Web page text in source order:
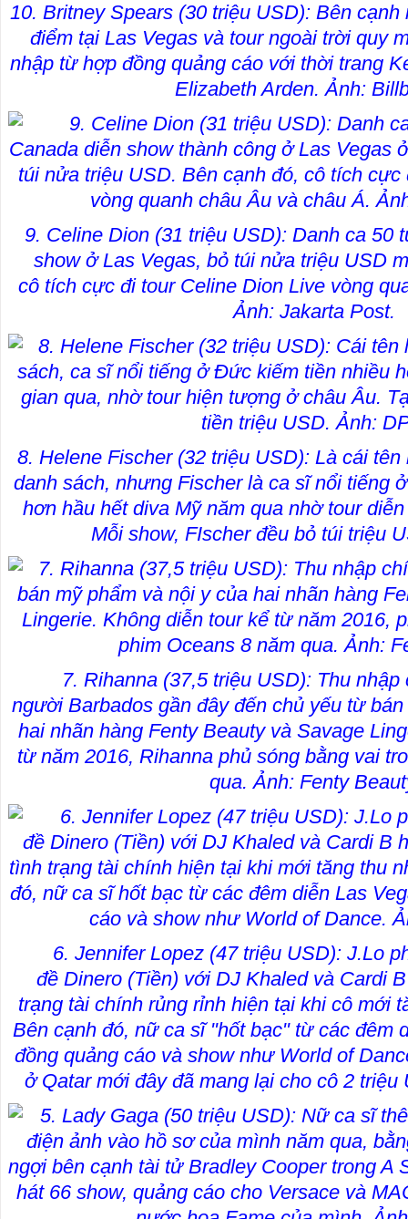
10. Britney Spears (30 triệu USD): Bên
điểm tại Las Vegas và tour ngoài trời quy
nhập từ hợp đồng quảng cáo với thời trang
Elizabeth Arden. Ảnh:
9. Celine Dion (31 triệu USD): Danh ca 50
show ở Las Vegas, bỏ túi nửa triệu USD
cô tích cực đi tour Celine Dion Live vòng
Ảnh: Jakarta Post.
8. Helene Fischer (32 triệu USD): Là cái
danh sách, nhưng Fischer là ca sĩ nổi tiếng
hơn hầu hết diva Mỹ năm qua nhờ tour
Mỗi show, FIscher đều bỏ túi triệu
7. Rihanna (37,5 triệu USD): Thu
người Barbados gần đây đến chủ yếu từ
hai nhãn hàng Fenty Beauty và Savage
từ năm 2016, Rihanna phủ sóng bằng vai
qua. Ảnh: Fenty
6. Jennifer Lopez (47 triệu USD): J.Lo
đề Dinero (Tiền) với DJ Khaled và Cardi
trạng tài chính rủng rỉnh hiện tại khi cô mới
Bên cạnh đó, nữ ca sĩ "hốt bạc" từ các đêm
đồng quảng cáo và show như World of
ở Qatar mới đây đã mang lại cho cô 2 triệu